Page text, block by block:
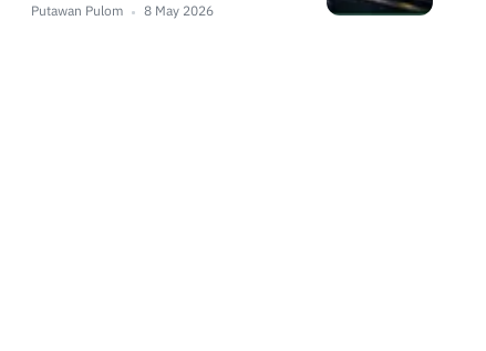
Putawan Pulom 8 May 2026